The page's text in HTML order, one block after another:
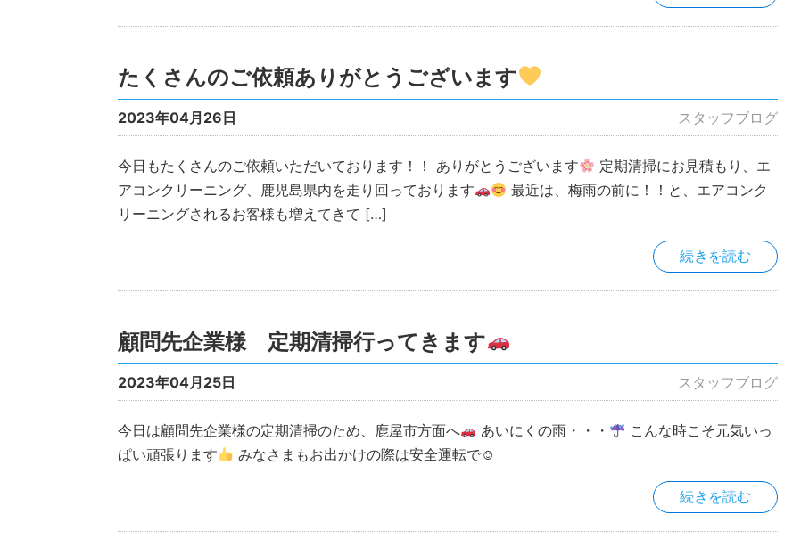
たくさんのご依頼ありがとうございます
2023年04月26日 スタッフブログ
今日もたくさんのご依頼いただいております！！ ありがとうございます
定期清掃にお見積もり、エ
アコンクリーニング、鹿児島県内を走り回っております
最近は、梅雨の前に！！と、エアコンク
リーニングされるお客様も増えてきて […]
続きを読む
顧問先企業様 定期清掃行ってきます
2023年04月25日 スタッフブログ
今日は顧問先企業様の定期清掃のため、鹿屋市方面へ あいにくの雨・・・
こんな時こそ元気いっ
ぱい頑張ります
みなさまもお出かけの際は安全運転で☺
続きを読む